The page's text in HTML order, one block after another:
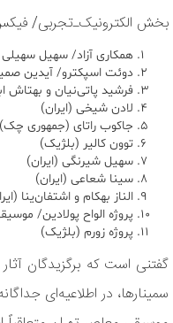
بخش الکترونیک‌ـ‌تجربی/
همکاری آزاد/ سهیل
دوئت اسپکترو/ آیدین
فرشید پاتی‌نیان و بهتاش
لادن شیخی (ایران)
جاکوب راتای (جمهوری چک)
توون کالیر (بلژیک)
سهیل شیرنگی (ایران)
سینا شعاعی (ایران)
الناز بهکام و اشتفان‌ینا
پروژه الواح پولادین/
پروژه زورم (بلژیک)
گفتنی است که برگزیدگان
سمینارها، در اطلاعیه‌ای